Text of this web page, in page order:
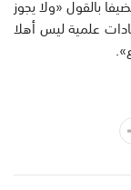
بالقول «ولا يجوز
علمية ليس أهلا